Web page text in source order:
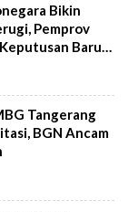
Bikin
Pemprov
Baru 4
Tangerang
BGN Ancam